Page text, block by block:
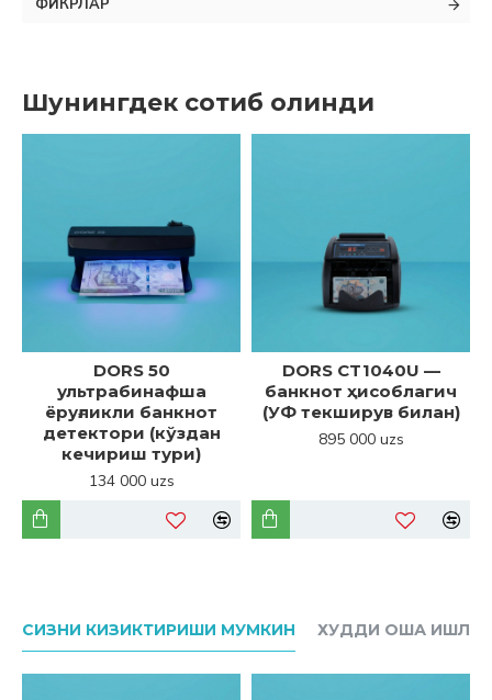
ФИКРЛАР
Шунингдек сотиб олинди
DORS 50
ультрабинафша
ёруғликли банкнот
детектори (кўздан
кечириш тури)
134 000 uzs
DORS CT1040U —
банкнот ҳисоблагич
(УФ текширув билан)
895 000 uzs
СИЗНИ КИЗИКТИРИШИ МУМКИН ХУДДИ ОША